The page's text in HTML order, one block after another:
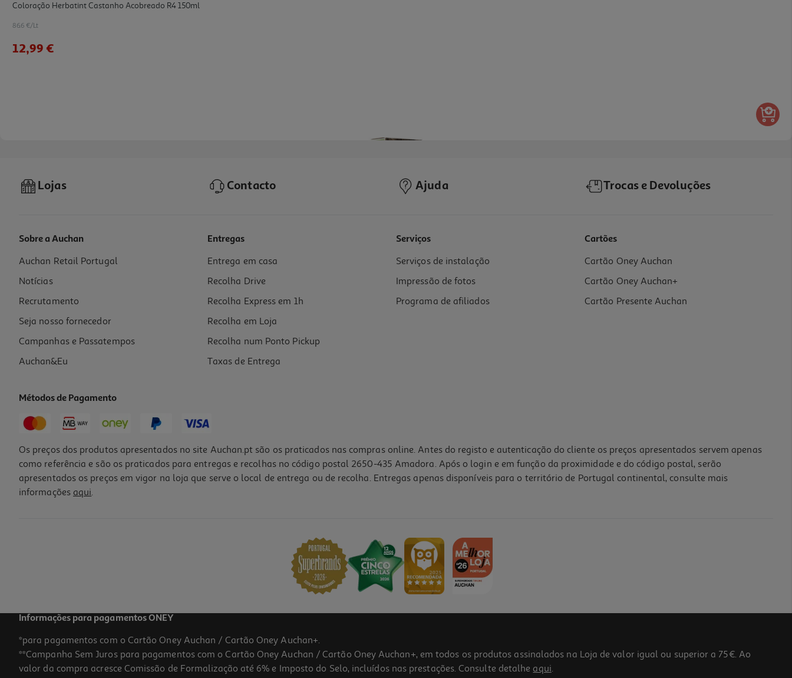
Coloração Herbatint Castanho Acobreado R4 150ml
86.6 €/Lt
12,99 €
Coloração Herbatint Louro Escuro N6 150ml
86.6 €/Lt
12,99 €
Lojas Contacto Ajuda Trocas e Devoluções
Sobre a Auchan
Auchan Retail Portugal
Notícias
Recrutamento
Seja nosso fornecedor
Campanhas e Passatempos
Auchan&Eu
Entregas
Entrega em casa
Recolha Drive
Recolha Express em 1h
Recolha em Loja
Recolha num Ponto Pickup
Taxas de Entrega
Serviços
Serviços de instalação
Impressão de fotos
Programa de afiliados
Cartões
Cartão Oney Auchan
Cartão Oney Auchan+
Cartão Presente Auchan
Métodos de Pagamento
Os preços dos produtos apresentados no site Auchan.pt são os praticados nas compras online. Antes do registo e autenticação do cliente os preços apresentados servem apenas
como referência e são os praticados para entregas e recolhas no código postal 2650-435 Amadora. Após o login e em função da proximidade e do código postal, serão
apresentados os preços em vigor na loja que serve o local de entrega ou de recolha. Entregas apenas disponíveis para o território de Portugal continental, consulte mais
informações aqui.
Informações para pagamentos ONEY
*para pagamentos com o Cartão Oney Auchan / Cartão Oney Auchan+.
**Campanha Sem Juros para pagamentos com o Cartão Oney Auchan / Cartão Oney Auchan+, em todos os produtos assinalados na Loja de valor igual ou superior a 75€. Ao
valor da compra acresce Comissão de Formalização até 6% e Imposto do Selo, incluídos nas prestações. Consulte detalhe aqui.